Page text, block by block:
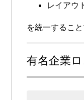
レイアウ
を統一すること
有名企業